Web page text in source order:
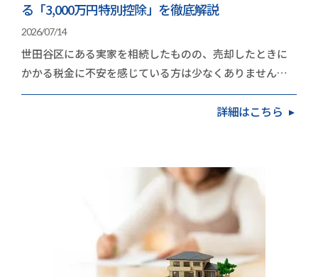
る「3,000万円特別控除」を徹底解説
2026/07/14
世田谷区にある実家を相続したものの、売却したときに
かかる税金に不安を感じている方は少なくありません。
地価の高いエリアだけに、取得費や譲渡費用を差し引…
詳細はこちら